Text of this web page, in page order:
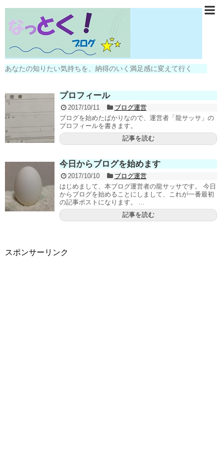
あなたの知りたい気持ちを、納得のいく満足感に変えて行く
プロフィール
2017/10/11
ブログ運営
ブログを始めたばかりなので、運営者「龍サッサ」の
プロフィールを書きます。
記事を読む
今日からブログを始めます
2017/10/10
ブログ運営
はじめまして、本ブログ運営者の龍サッサです。 今日
からブログを始めることにしまして、これが一番最初
の記事ポストになります。 ...
記事を読む
スポンサーリンク